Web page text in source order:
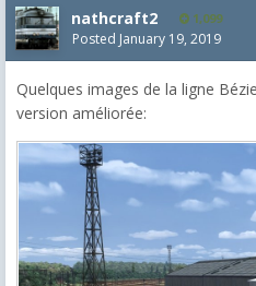
nathcraft2 1,099
Posted January 19, 2019
Quelques images de la ligne
version améliorée: